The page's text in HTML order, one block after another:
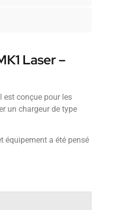
Laser –
est conçue pour les
un chargeur de type
équipement a été pensé